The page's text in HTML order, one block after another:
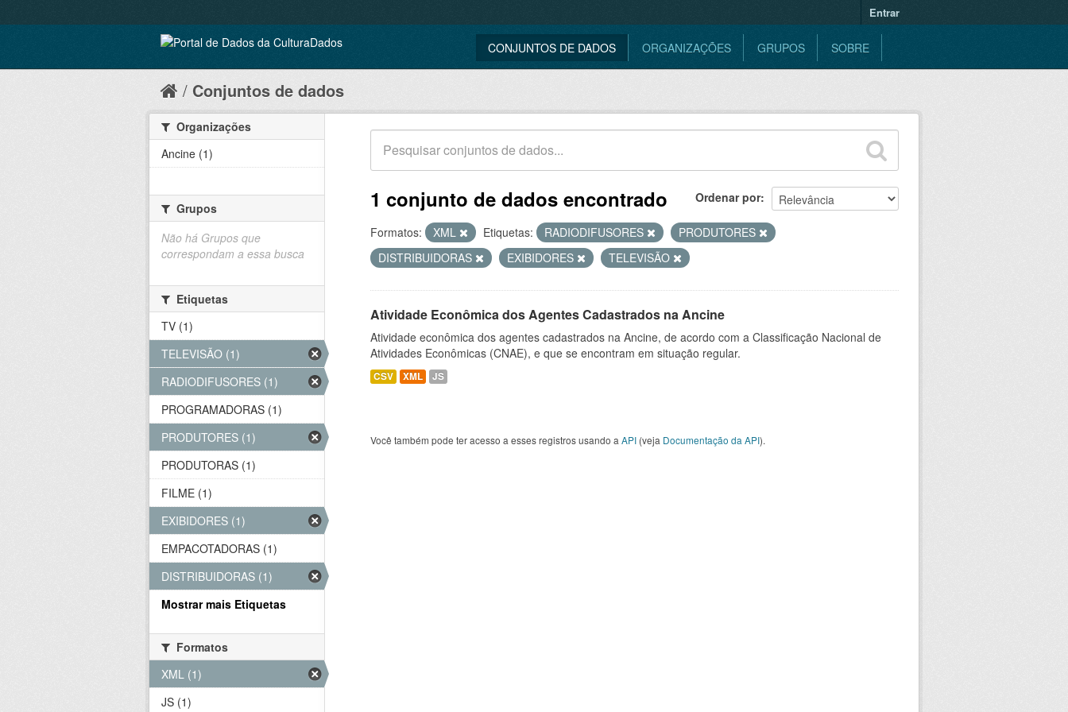
Entrar
CONJUNTOS DE DADOS ORGANIZAÇÕES GRUPOS SOBRE
Conjuntos de dados
Ordenar por
1 conjunto de dados encontrado
Formatos: XML Etiquetas: RADIODIFUSORES
PRODUTORES
DISTRIBUIDORAS
EXIBIDORES TELEVISÃO
Atividade Econômica dos Agentes Cadastrados na Ancine
Atividade econômica dos agentes cadastrados na Ancine, de acordo com a Classificação Nacional de
Atividades Econômicas (CNAE), e que se encontram em situação regular.
CSV XML JS
Você também pode ter acesso a esses registros usando a API (veja Documentação da API).
Organizações
Ancine (1)
Grupos
Não há Grupos que
correspondam a essa busca
Etiquetas
TV (1)
TELEVISÃO (1)
RADIODIFUSORES (1)
PROGRAMADORAS (1)
PRODUTORES (1)
PRODUTORAS (1)
FILME (1)
EXIBIDORES (1)
EMPACOTADORAS (1)
DISTRIBUIDORAS (1)
Mostrar mais Etiquetas
Formatos
XML (1)
JS (1)